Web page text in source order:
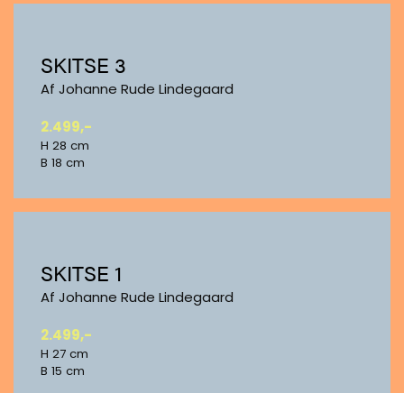
SKITSE 3
Af Johanne Rude Lindegaard
2.499,-
H 28 cm
B 18 cm
SKITSE 1
Af Johanne Rude Lindegaard
2.499,-
H 27 cm
B 15 cm